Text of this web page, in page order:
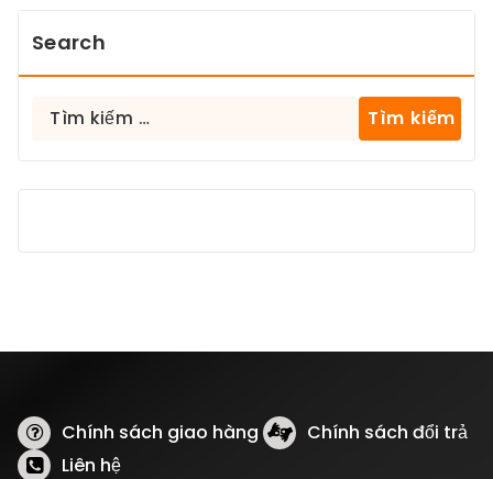
Search
Tìm
Chính sách giao hàng
Chính sách đổi trả
Liên hệ